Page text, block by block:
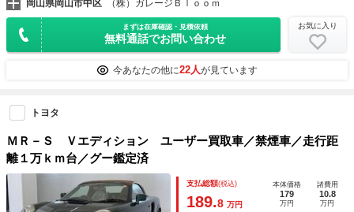
岡山県岡山市中区 （株）ガレージＢｌｏｏｍ
まずは在庫確認・見積依頼
無料通話でお問い合わせ
お気に入り
今あなたの他に22人が見ています
トヨタ
ＭＲ－Ｓ Ｖエディション ユーザー買取車／禁煙車／走行距
離１万ｋｍ台／グー鑑定済
支払総額(税込)
189.8 万円
本体価格
179
万円
諸費用
10.8
万円